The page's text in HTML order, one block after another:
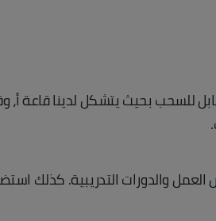
فاصل قابل للسحب بحيث يتشكل لدينا قاعة
والدورات التدريبية. كذلك